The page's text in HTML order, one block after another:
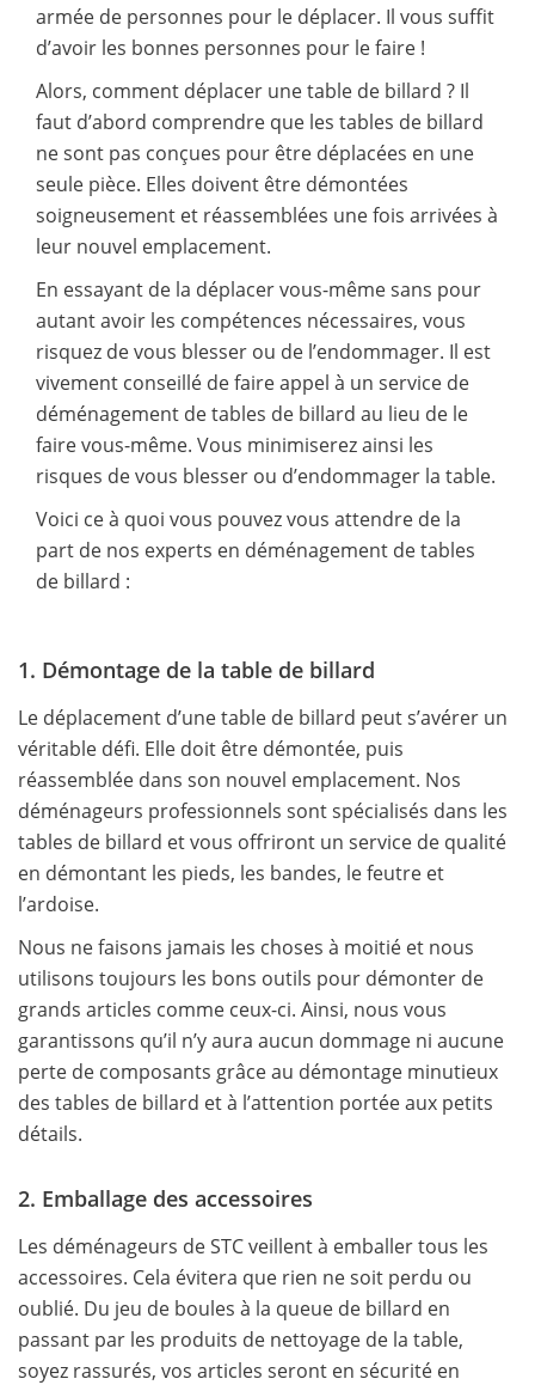
armée de personnes pour le déplacer. Il vous suffit
d’avoir les bonnes personnes pour le faire !
Alors, comment déplacer une table de billard ? Il
faut d’abord comprendre que les tables de billard
ne sont pas conçues pour être déplacées en une
seule pièce. Elles doivent être démontées
soigneusement et réassemblées une fois arrivées à
leur nouvel emplacement.
En essayant de la déplacer vous-même sans pour
autant avoir les compétences nécessaires, vous
risquez de vous blesser ou de l’endommager. Il est
vivement conseillé de faire appel à un service de
déménagement de tables de billard au lieu de le
faire vous-même. Vous minimiserez ainsi les
risques de vous blesser ou d’endommager la table.
Voici ce à quoi vous pouvez vous attendre de la
part de nos experts en déménagement de tables
de billard :
1. Démontage de la table de billard
Le déplacement d’une table de billard peut s’avérer un
véritable défi. Elle doit être démontée, puis
réassemblée dans son nouvel emplacement. Nos
déménageurs professionnels sont spécialisés dans les
tables de billard et vous offriront un service de qualité
en démontant les pieds, les bandes, le feutre et
l’ardoise.
Nous ne faisons jamais les choses à moitié et nous
utilisons toujours les bons outils pour démonter de
grands articles comme ceux-ci. Ainsi, nous vous
garantissons qu’il n’y aura aucun dommage ni aucune
perte de composants grâce au démontage minutieux
des tables de billard et à l’attention portée aux petits
détails.
2. Emballage des accessoires
Les déménageurs de STC veillent à emballer tous les
accessoires. Cela évitera que rien ne soit perdu ou
oublié. Du jeu de boules à la queue de billard en
passant par les produits de nettoyage de la table,
soyez rassurés, vos articles seront en sécurité en